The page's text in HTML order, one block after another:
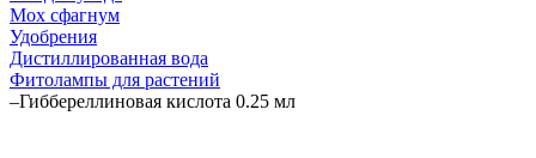
Мох сфагнум
Удобрения
Дистиллированная вода
Фитолампы для растений
–Гиббереллиновая кислота 0.25 мл